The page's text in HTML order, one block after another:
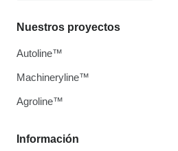
Información
Nuestros proyectos
Autoline™
Machineryline™
Agroline™